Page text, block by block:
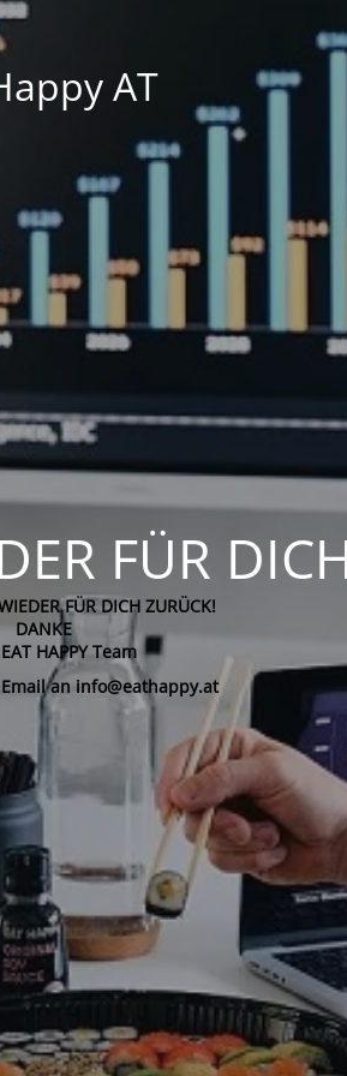
AT
FÜR
FÜR DICH ZURÜCK!
DANKE
HAPPY Team
an info@eathappy.at